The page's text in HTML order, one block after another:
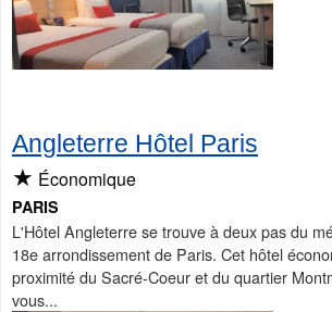
Angleterre Hôtel Paris
★ Économique
PARIS
L'Hôtel Angleterre se trouve à deux pas du
18e arrondissement de Paris. Cet hôtel
proximité du Sacré-Coeur et du quartier
vous...